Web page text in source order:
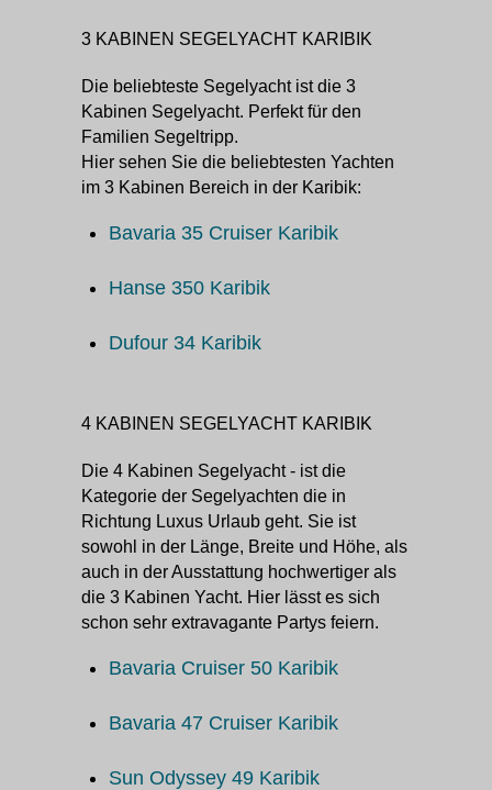
3 KABINEN SEGELYACHT KARIBIK
Die beliebteste Segelyacht ist die 3
Kabinen Segelyacht. Perfekt für den
Familien Segeltripp.
Hier sehen Sie die beliebtesten Yachten
im 3 Kabinen Bereich in der Karibik:
Bavaria 35 Cruiser Karibik
Hanse 350 Karibik
Dufour 34 Karibik
4 KABINEN SEGELYACHT KARIBIK
Die 4 Kabinen Segelyacht - ist die
Kategorie der Segelyachten die in
Richtung Luxus Urlaub geht. Sie ist
sowohl in der Länge, Breite und Höhe, als
auch in der Ausstattung hochwertiger als
die 3 Kabinen Yacht. Hier lässt es sich
schon sehr extravagante Partys feiern.
Bavaria Cruiser 50 Karibik
Bavaria 47 Cruiser Karibik
Sun Odyssey 49 Karibik